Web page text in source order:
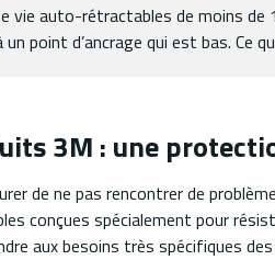
vie auto-rétractables de moins
un point d’ancrage qui est bas. Ce
3M : une
de ne pas rencontrer de
conçues spécialement pour
aux besoins très spécifiques